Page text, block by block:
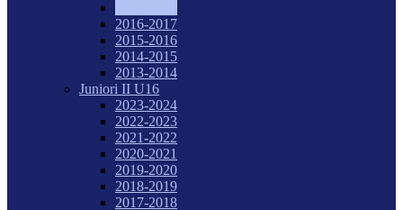
2016-2017
2015-2016
2014-2015
2013-2014
Juniori II U16
2023-2024
2022-2023
2021-2022
2020-2021
2019-2020
2018-2019
2017-2018